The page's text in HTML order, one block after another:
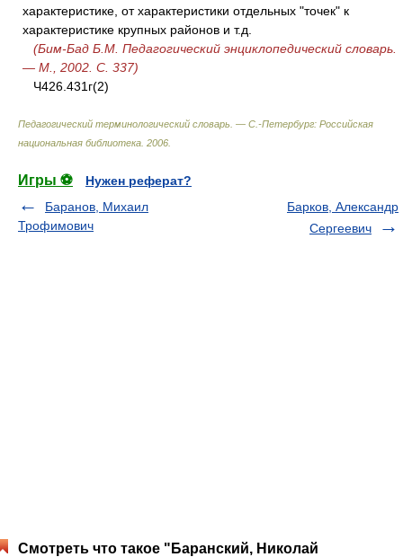
характеристике, от характеристики отдельных "точек" к
характеристике крупных районов и т.д.
(Бим-Бад Б.М. Педагогический энциклопедический словарь.
— М., 2002. С. 337)
Ч426.431г(2)
Педагогический терминологический словарь. — С.-Петербург: Российская
национальная библиотека 2006
Игры ⚽
Нужен реферат?
Баранов, Михаил
Трофимович
Барков, Александр
Сергеевич
Смотреть что такое "Баранский, Николай